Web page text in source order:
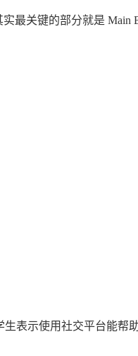
最关键的部分就是 Main
表示使用社交平台能